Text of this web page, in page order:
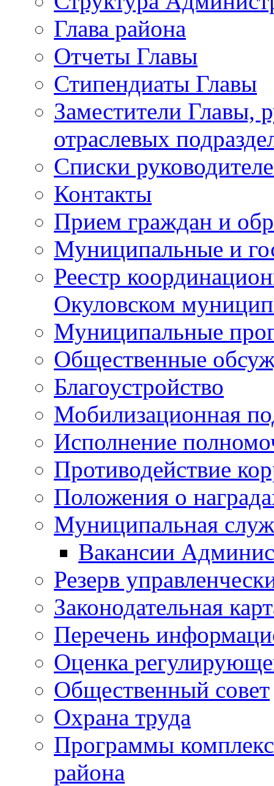
Глава района
Отчеты Главы
Стипендиаты Главы
Заместители Главы,
отраслевых
Списки
Контакты
Прием граждан и
Муниципальные и
Реестр
Окуловском
Муниципальные
Общественные
Благоустройство
Мобилизационная
Исполнение
Противодействие
Положения о
Муниципальная
Вакансии
Резерв
Законодательная
Перечень
Оценка
Общественный совет
Охрана труда
Программы
района